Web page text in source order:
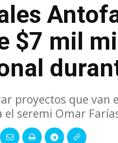
$7 mil
proyectos que van
seremi Omar